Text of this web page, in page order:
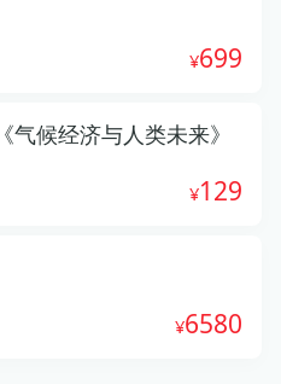
699
气候经济与人类未来》
129
6580